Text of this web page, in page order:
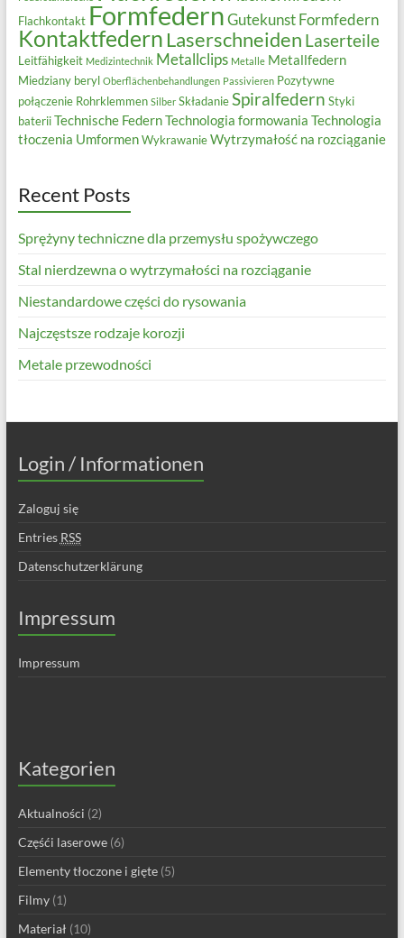
Flachkontakt FormfedernGutekunst Formfedern
Kontaktfedern Laserschneiden Laserteile
Leitfähigkeit Medizintechnik Metallclips Metalle Metallfedern
Miedziany beryl Oberflächenbehandlungen Passivieren Pozytywne
połączenie Rohrklemmen Silber Składanie Spiralfedern Styki
baterii Technische FedernTechnologia formowania Technologia
tłoczenia Umformen Wykrawanie Wytrzymałość na rozciąganie
Recent Posts
Sprężyny techniczne dla przemysłu spożywczego
Stal nierdzewna o wytrzymałości na rozciąganie
Niestandardowe części do rysowania
Najczęstsze rodzaje korozji
Metale przewodności
Login / Informationen
Zaloguj się
Entries RSS
Datenschutzerklärung
Impressum
Impressum
Kategorien
Aktualności (2)
Częśći laserowe(6)
Elementy tłoczone i gięte(5)
Filmy(1)
Materiał (10)